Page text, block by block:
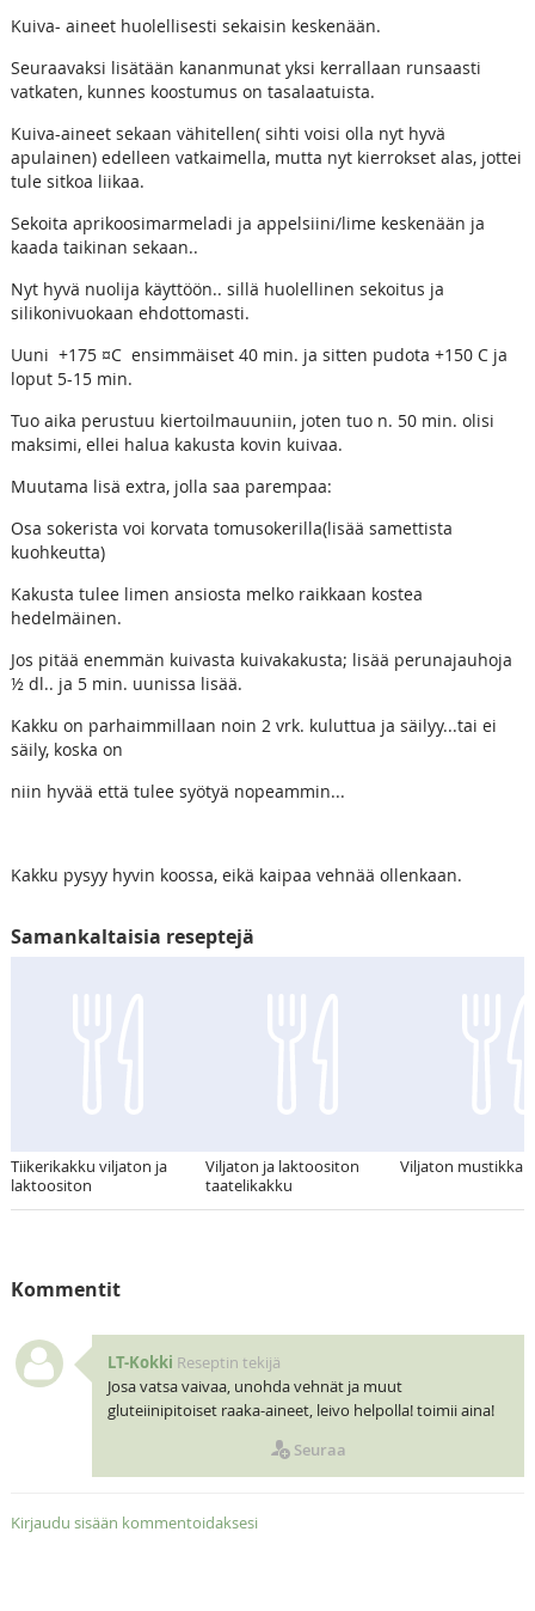
Kuiva- aineet huolellisesti sekaisin keskenään.
Seuraavaksi lisätään kananmunat yksi kerrallaan runsaasti
vatkaten, kunnes koostumus on tasalaatuista.
Kuiva-aineet sekaan vähitellen( sihti voisi olla nyt hyvä
apulainen) edelleen vatkaimella, mutta nyt kierrokset alas, jottei
tule sitkoa liikaa.
Sekoita aprikoosimarmeladi ja appelsiini/lime keskenään ja
kaada taikinan sekaan..
Nyt hyvä nuolija käyttöön.. sillä huolellinen sekoitus ja
silikonivuokaan ehdottomasti.
Uuni +175 ¤C ensimmäiset 40 min. ja sitten pudota +150 C ja
loput 5-15 min.
Tuo aika perustuu kiertoilmauuniin, joten tuo n. 50 min. olisi
maksimi, ellei halua kakusta kovin kuivaa.
Muutama lisä extra, jolla saa parempaa:
Osa sokerista voi korvata tomusokerilla(lisää samettista
kuohkeutta)
Kakusta tulee limen ansiosta melko raikkaan kostea
hedelmäinen.
Jos pitää enemmän kuivasta kuivakakusta; lisää perunajauhoja
½ dl.. ja 5 min. uunissa lisää.
Kakku on parhaimmillaan noin 2 vrk. kuluttua ja säilyy...tai ei
säily, koska on
niin hyvää että tulee syötyä nopeammin...
Kakku pysyy hyvin koossa, eikä kaipaa vehnää ollenkaan.
Samankaltaisia reseptejä
Tiikerikakku viljaton ja
laktoositon
Viljaton ja laktoositon
taatelikakku
Viljaton
Kommentit
LT-Kokki Reseptin tekijä
Josa vatsa vaivaa, unohda vehnät ja muut
gluteiinipitoiset raaka-aineet, leivo helpolla! toimii aina!
Seuraa
Kirjaudu sisään kommentoidaksesi